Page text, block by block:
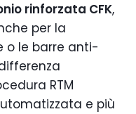
rinforzata CFK,
per la
o le barre anti-
RTM
e più